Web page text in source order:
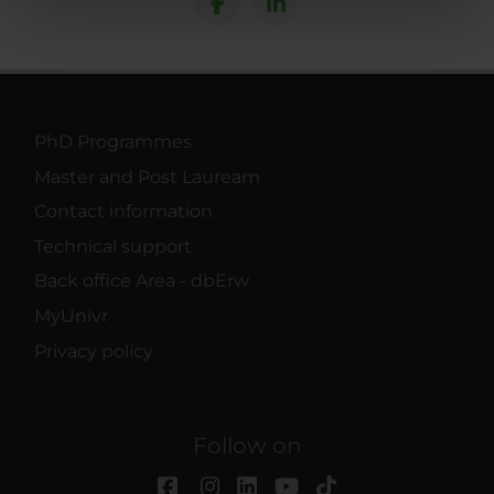
nostri partner che si occupano di analisi dei dati web,
PhD Programmes
Master and Post Lauream
Contact information
Technical support
Back office Area - dbErw
MyUnivr
Privacy policy
Follow on